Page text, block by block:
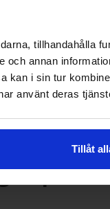
tillhandahålla
och annan
kan i sin tur
använt deras
Tillåt
markstrid.
i explosiva
och säkert.